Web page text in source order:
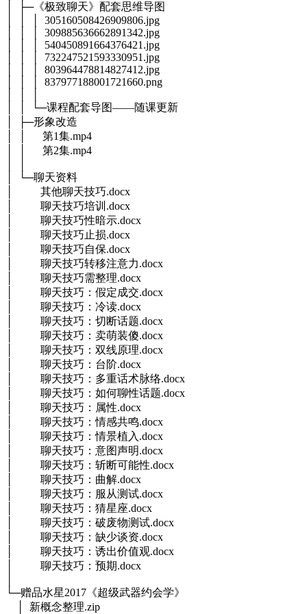
│ ├─《极致聊天》配套思维导图
│ │ │ 305160508426909806.jpg
│ │ │ 309885636662891342.jpg
│ │ │ 540450891664376421.jpg
│ │ │ 732247521593330951.jpg
│ │ │ 803964478814827412.jpg
│ │ │ 837977188001721660.png
│ │ └─课程配套导图——随课更新
│ ├─形象改造
│ │ 第1集.mp4
│ │ 第2集.mp4
│ └─聊天资料
│ 其他聊天技巧.docx
│ 聊天技巧培训.docx
│ 聊天技巧性暗示.docx
│ 聊天技巧止损.docx
│ 聊天技巧自保.docx
│ 聊天技巧转移注意力.docx
│ 聊天技巧需整理.docx
│ 聊天技巧：假定成交.docx
│ 聊天技巧：冷读.docx
│ 聊天技巧：切断话题.docx
│ 聊天技巧：卖萌装傻.docx
│ 聊天技巧：双线原理.docx
│ 聊天技巧：台阶.docx
│ 聊天技巧：多重话术脉络.docx
│ 聊天技巧：如何聊性话题.docx
│ 聊天技巧：属性.docx
│ 聊天技巧：情感共鸣.docx
│ 聊天技巧：情景植入.docx
│ 聊天技巧：意图声明.docx
│ 聊天技巧：斩断可能性.docx
│ 聊天技巧：曲解.docx
│ 聊天技巧：服从测试.docx
│ 聊天技巧：猜星座.docx
│ 聊天技巧：破废物测试.docx
│ 聊天技巧：缺少谈资.docx
│ 聊天技巧：诱出价值观.docx
│ 聊天技巧：预期.docx
└─赠品水星2017《超级武器约会学》
│ 新概念整理.zip